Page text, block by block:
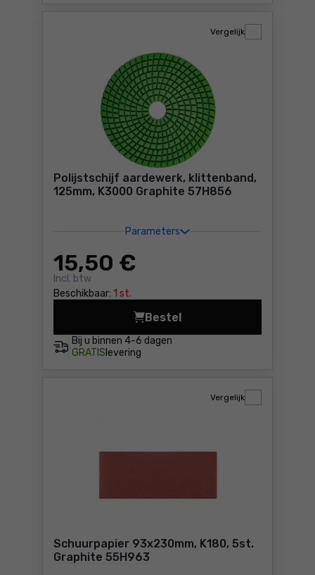
Polijstschijf aardewerk, klittenband,
125mm, K3000 Graphite 57H856
Parameters
15,50 €
Incl. btw
Beschikbaar: 1 st.
Vergelijk
Bij u binnen 4-6 dagen
GRATIS levering
Bestel
Polijstschijf aardewerk,
Schuurpapier 93x230mm, K180, 5st.
Graphite 55H963
Vergelijk